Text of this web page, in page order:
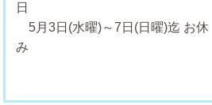
5月3日(水曜)～7日(日曜)迄 お休
従業